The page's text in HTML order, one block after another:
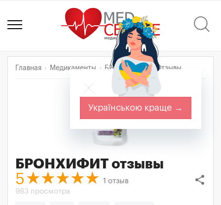
Главная Медикаменты БРОНХИФИТ Отзывы
БРОНХИФИТ отзывы
share
5 1 отзыв
983 просмотра
Українською краще →